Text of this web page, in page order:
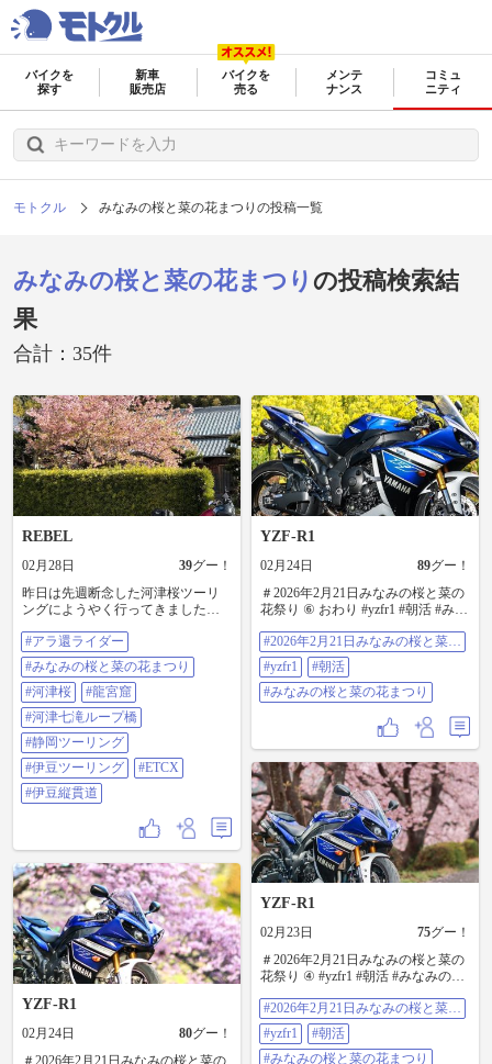
バイクを
探す
新車
販売店
バイクを
売る
メンテ
ナンス
コミュ
ニティ
モトクル みなみの桜と菜の花まつりの投稿一覧
みなみの桜と菜の花まつり の投稿検索結
果
合計：35件
REBEL
02月28日 39グー！
昨日は先週断念した河津桜ツーリ
ングにようやく行ってきましたよ
ープ橋を経由して河津町へ、原木
は散りはじめていたけどかじやの
桜で撮影して、一路下田を通って
南伊豆まで目的のみなみの桜と菜
の花まつりへ‼️ 先週来れてたら凄い
景色だっただろうと思ったけど、
それでも一面の菜の花畑と川沿い
の桜を堪能して、海岸まで行き龍
宮窟🐉を見学‼️ 往路は伊豆縦貫道、
中央道、修善寺道路など初めての
道だったけど、事前にETCXの登録
をしていたのでスムーズに行けま
やはりこの爽快感は何事にも変え
られないと実感しましたー #アラ還
ライダー #みなみの桜と菜の花まつ
り #河津桜 #龍宮窟 #河津七滝ルー
プ橋 #静岡ツーリング #伊豆ツーリ
ング #ETCX #伊豆縦貫道
#アラ還ライダー
#みなみの桜と菜の花まつり
#河津桜
#龍宮窟
#河津七滝ループ橋
#静岡ツーリング
#伊豆ツーリング
#ETCX
#伊豆縦貫道
YZF-R1
02月24日 89グー！
＃2026年2月21日みなみの桜と菜の
花祭り ⑥ おわり #yzfr1 #朝活 #みな
の花の方
#2026年2月21日みなみの桜と菜の
花祭り
#yzfr1
#朝活
#みなみの桜と菜の花まつり
YZF-R1
02月24日 80グー！
＃2026年2月21日みなみの桜と菜の
YZF-R1
02月23日 75グー！
＃2026年2月21日みなみの桜と菜の
花祭り ④ #yzfr1 #朝活 #みなみの桜
河津町の桜まつりより バイクと写
真撮るなら みなみの方がおすすめ
です
#2026年2月21日みなみの桜と菜の
花祭り
#yzfr1
#朝活
#みなみの桜と菜の花まつり